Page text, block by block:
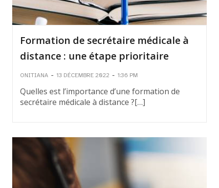
Formation de secrétaire médicale à
distance : une étape prioritaire
ONITIANA - 13 DÉCEMBRE 2022 - 1:36 PM
Quelles est l’importance d’une formation de
secrétaire médicale à distance ?[…]